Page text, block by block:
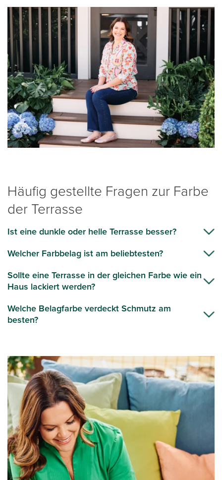
Häufig gestellte Fragen zur Farbe
der Terrasse
Ist eine dunkle oder helle Terrasse besser?
Welcher Farbbelag ist am beliebtesten?
Sollte eine Terrasse in der gleichen Farbe wie ein
Haus lackiert werden?
Welche Belagfarbe verdeckt Schmutz am
besten?